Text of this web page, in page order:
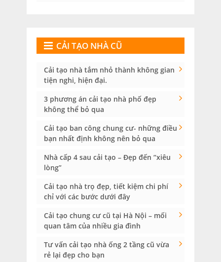
CẢI TẠO NHÀ CŨ
Cải tạo nhà tắm nhỏ thành không gian
tiện nghi, hiện đại.
3 phương án cải tạo nhà phố đẹp
không thể bỏ qua
Cải tạo ban công chung cư- những điều
bạn nhất định không nên bỏ qua
Nhà cấp 4 sau cải tạo – Đẹp đến “xiêu
lòng”
Cải tạo nhà trọ đẹp, tiết kiệm chi phí
chỉ với các bước dưới đây
Cải tạo chung cư cũ tại Hà Nội – mối
quan tâm của nhiều gia đình
Tư vấn cải tạo nhà ống 2 tầng cũ vừa
rẻ lại đẹp cho bạn